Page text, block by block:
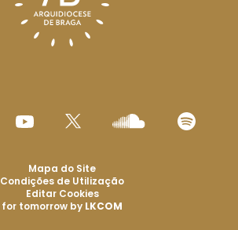
Mapa do Site
Condições de Utilização
Editar Cookies
for tomorrow by LKCOM